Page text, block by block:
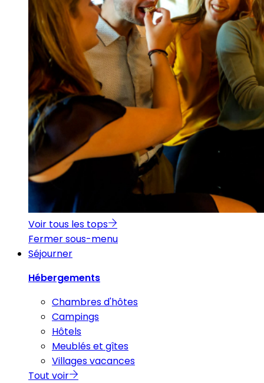
Voir tous les tops
Fermer sous-menu
Séjourner
Hébergements
Chambres d'hôtes
Campings
Hôtels
Meublés et gîtes
Villages vacances
Tout voir